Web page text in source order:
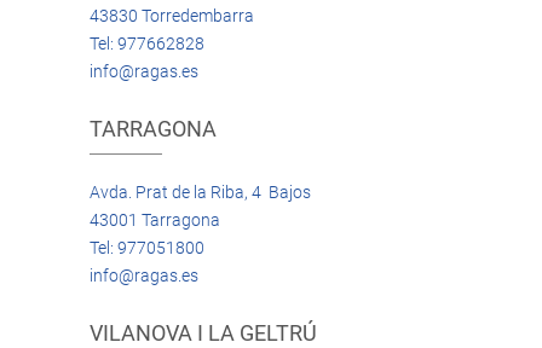
43830 Torredembarra
Tel: 977662828
info@ragas.es
TARRAGONA
Avda. Prat de la Riba, 4 Bajos
43001 Tarragona
Tel: 977051800
info@ragas.es
VILANOVA I LA GELTRÚ